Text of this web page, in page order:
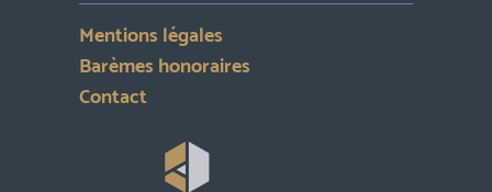
Mentions légales
Barèmes honoraires
Contact